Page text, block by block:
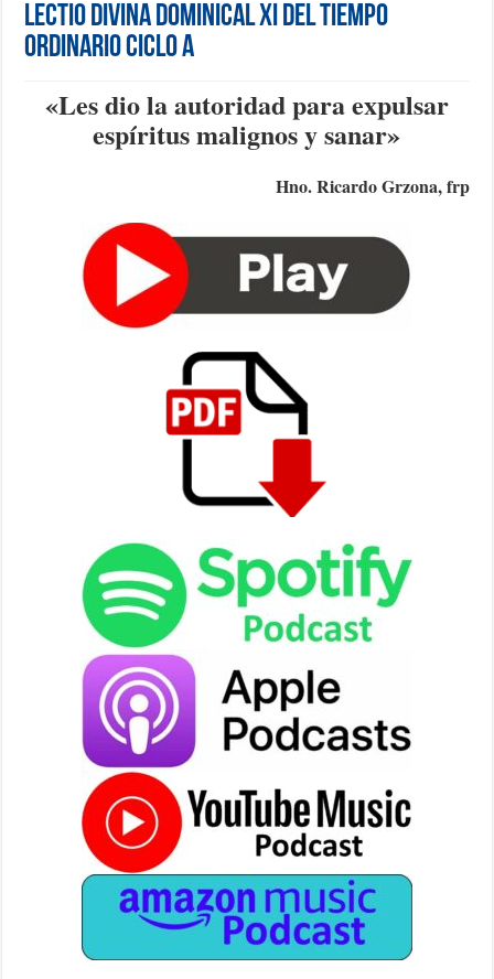
Lectio Divina Dominical XI del Tiempo
Ordinario Ciclo A
«Les dio la autoridad para expulsar
espíritus malignos y sanar»
Hno. Ricardo Grzona, frp